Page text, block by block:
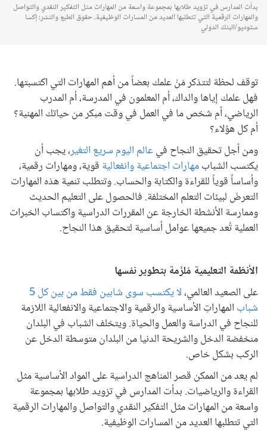
بدأت المدارس في تزويد طلابها بمجموعة واسعة من المهارات مثل التفكير النقدي والتواصل
والمهارات الرقمية التي تتطلبها العديد من المسارات الوظيفية. حقوق الطبع والنشر: إكسا
ستوديو/البنك الدولي
توقف لحظة لتتذكر مَنْ علمك بعضاً من أهم المهارات التي اكتسبتها.
فهل علمك إياها والداك، أم المعلمون في المدرسة، أم المدرب
الرياضي، أم شخص ما في العمل في وقت مبكر من حياتك المهنية؟
أم كل هؤلاء؟
ومن أجل تحقيق النجاح فيعالم اليوم سريع التغير، يجب أن
يكتسب الشبابمهارات اجتماعية وانفعالية قوية، ومهارات رقمية،
وأساساً قوياً للقراءة والكتابة والحساب. وتتطلب تنمية هذه المهارات
التعرضَ لبيئات التعلم المختلفة. فالحصول على التعليم الحديث
وممارسة الأنشطة الخارجة عن المقررات الدراسية واكتساب الخبرات
العملية تُعد جميعها عوامل أساسية لتحقيق هذا النجاح.
الأنظمة التعليمية مُلزَمة بتطوير نفسها
على الصعيد العالمي،
لا يكتسب سوى شابين فقط من بين كل 5
شباب المهاراتِ الأساسية والرقمية والاجتماعية والانفعالية اللازمة
للنجاح في الدراسة والعمل والحياة. ويتخلف الشباب في البلدان
منخفضة الدخل والشريحة الدنيا من البلدان متوسطة الدخل عن
الركب بشكل خاص.
لم يعد من الممكن قصر المناهج الدراسية على المواد الأساسية مثل
القراءة والرياضيات. بدأت المدارس في تزويد طلابها بمجموعة
واسعة من المهارات مثل التفكير النقدي والتواصل والمهارات الرقمية
التي تتطلبها العديد من المسارات الوظيفية.